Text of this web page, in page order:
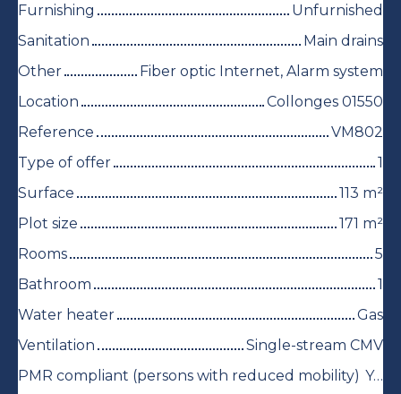
Furnishing
Unfurnished
Sanitation
Main drains
Other
Fiber optic Internet, Alarm system
Location
Collonges 01550
Reference
VM802
Type of offer
1
Surface
113 m²
Plot size
171 m²
Rooms
5
Bathroom
1
Water heater
Gas
Ventilation
Single-stream CMV
PMR compliant (persons with reduced mobility)
Yes